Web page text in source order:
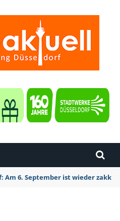
Am 6. September ist wieder zakk